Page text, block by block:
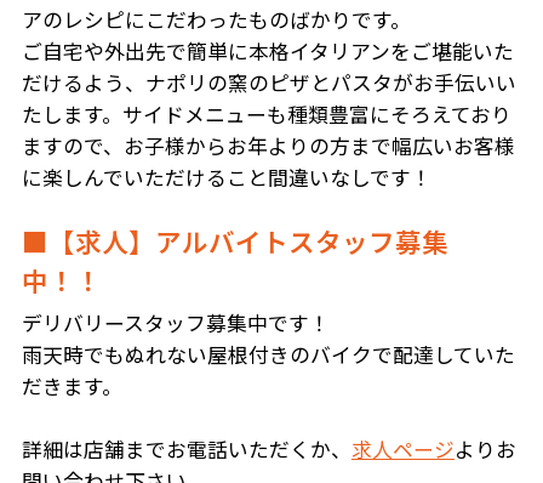
アのレシピにこだわったものばかりです。
ご自宅や外出先で簡単に本格イタリアンをご堪能いた
だけるよう、ナポリの窯のピザとパスタがお手伝いい
たします。サイドメニューも種類豊富にそろえており
ますので、お子様からお年よりの方まで幅広いお客様
に楽しんでいただけること間違いなしです！
■【求人】アルバイトスタッフ募集
中！！
デリバリースタッフ募集中です！
雨天時でもぬれない屋根付きのバイクで配達していた
だきます。
詳細は店舗までお電話いただくか、 求人ページよりお